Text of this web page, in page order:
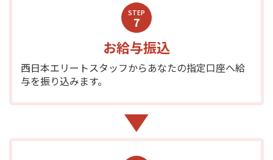
STEP
7
お給与振込
西日本エリートスタッフからあなたの指定口座へ給
与を振り込みます。